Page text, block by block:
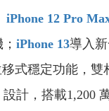
iPhone 12 Pro
iPhone 13導入
式穩定功能，雙
設計，搭載1,200